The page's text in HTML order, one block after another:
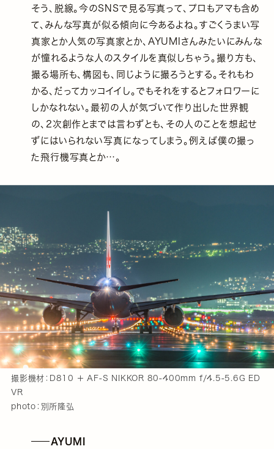
そう、脱線。今のSNSで見る写真って、プロもアマも含め
て、みんな写真が似る傾向に今あるよね。すごくうまい写
真家とか人気の写真家とか、AYUMIさんみたいにみんな
が憧れるような人のスタイルを真似しちゃう。撮り方も、
撮る場所も、構図も、同じように撮ろうとする。それもわ
かる、だってカッコイイし。でもそれをするとフォロワーに
しかなれない。最初の人が気づいて作り出した世界観
の、2次創作とまでは言わずとも、その人のことを想起せ
ずにはいられない写真になってしまう。例えば僕の撮っ
た飛行機写真とか…。
撮影機材：D810 ＋ AF-S NIKKOR 80-400mm f/4.5-5.6G ED
VR
photo：別所隆弘
AYUMI